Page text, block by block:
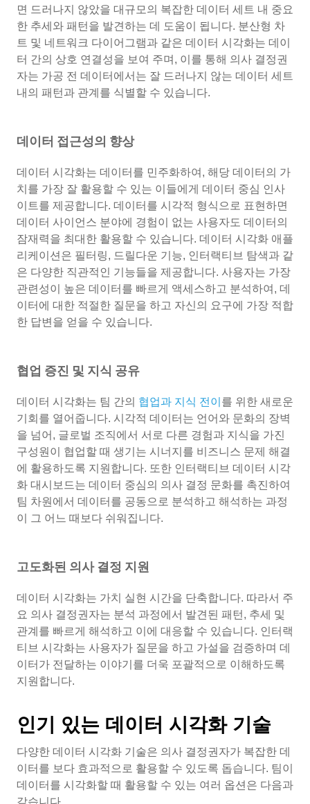
면 드러나지 않았을 대규모의 복잡한 데이터 세트 내 중요
한 추세와 패턴을 발견하는 데 도움이 됩니다. 분산형 차
트 및 네트워크 다이어그램과 같은 데이터 시각화는 데이
터 간의 상호 연결성을 보여 주며, 이를 통해 의사 결정권
자는 가공 전 데이터에서는 잘 드러나지 않는 데이터 세트
내의 패턴과 관계를 식별할 수 있습니다.
데이터 접근성의 향상
데이터 시각화는 데이터를 민주화하여, 해당 데이터의 가
치를 가장 잘 활용할 수 있는 이들에게 데이터 중심 인사
이트를 제공합니다. 데이터를 시각적 형식으로 표현하면
데이터 사이언스 분야에 경험이 없는 사용자도 데이터의
잠재력을 최대한 활용할 수 있습니다. 데이터 시각화 애플
리케이션은 필터링, 드릴다운 기능, 인터랙티브 탐색과 같
은 다양한 직관적인 기능들을 제공합니다. 사용자는 가장
관련성이 높은 데이터를 빠르게 액세스하고 분석하여, 데
이터에 대한 적절한 질문을 하고 자신의 요구에 가장 적합
한 답변을 얻을 수 있습니다.
협업 증진 및 지식 공유
데이터 시각화는 팀 간의 협업과 지식 전이 를 위한 새로운
기회를 열어줍니다. 시각적 데이터는 언어와 문화의 장벽
을 넘어, 글로벌 조직에서 서로 다른 경험과 지식을 가진
구성원이 협업할 때 생기는 시너지를 비즈니스 문제 해결
에 활용하도록 지원합니다. 또한 인터랙티브 데이터 시각
화 대시보드는 데이터 중심의 의사 결정 문화를 촉진하여
팀 차원에서 데이터를 공동으로 분석하고 해석하는 과정
이 그 어느 때보다 쉬워집니다.
고도화된 의사 결정 지원
데이터 시각화는 가치 실현 시간을 단축합니다. 따라서 주
요 의사 결정권자는 분석 과정에서 발견된 패턴, 추세 및
관계를 빠르게 해석하고 이에 대응할 수 있습니다. 인터랙
티브 시각화는 사용자가 질문을 하고 가설을 검증하며 데
이터가 전달하는 이야기를 더욱 포괄적으로 이해하도록
지원합니다.
인기 있는 데이터 시각화 기술
다양한 데이터 시각화 기술은 의사 결정권자가 복잡한 데
이터를 보다 효과적으로 활용할 수 있도록 돕습니다. 팀이
데이터를 시각화할 때 활용할 수 있는 여러 옵션은 다음과
같습니다.